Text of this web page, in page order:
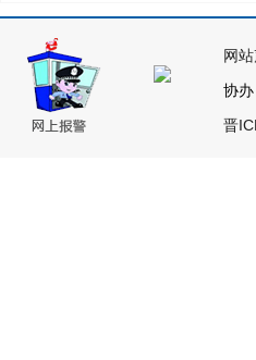
网
协
晋